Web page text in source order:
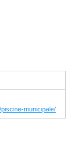
municipale/